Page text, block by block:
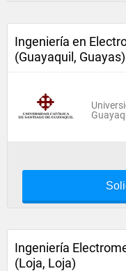
Ingeniería en
(Guayaquil, Guayas)
Ingeniería
(Loja, Loja)